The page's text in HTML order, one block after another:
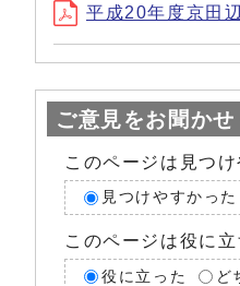
平成20年度京田
ご意見をお聞か
このページは見つ
見つけやすかった
このページは役に立
役に立った ど